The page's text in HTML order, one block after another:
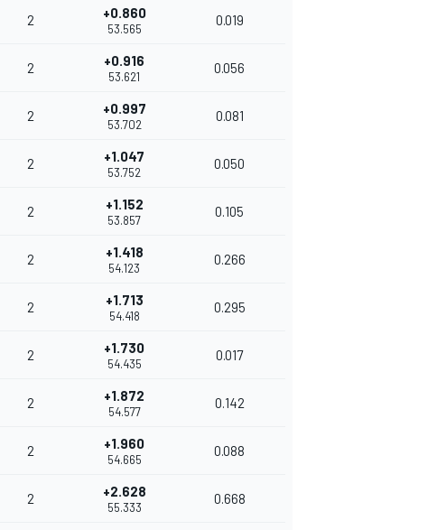
2 +0.860
53.565
0.019
2 +0.916
53.621
0.056
2 +0.997
53.702
0.081
2 +1.047
53.752
0.050
2 +1.152
53.857
0.105
2 +1.418
54.123
0.266
2 +1.713
54.418
0.295
2 +1.730
54.435
0.017
2 +1.872
54.577
0.142
2 +1.960
54.665
0.088
2 +2.628
55.333
0.668